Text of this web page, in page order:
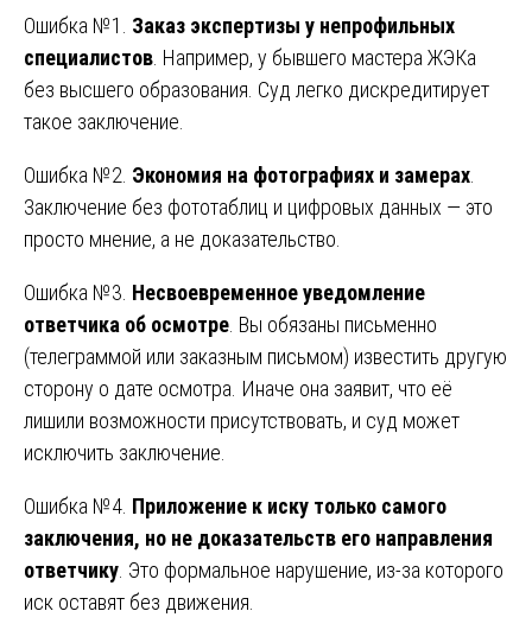
Ошибка №1. Заказ экспертизы у непрофильных
специалистов . Например, у бывшего мастера ЖЭКа
без высшего образования. Суд легко дискредитирует
такое заключение.
Ошибка №2. Экономия на фотографиях и замерах
Заключение без фототаблиц и цифровых данных — это
просто мнение, а не доказательство.
Ошибка №3. Несвоевременное уведомление
ответчика об осмотре . Вы обязаны письменно
(телеграммой или заказным письмом) известить другую
сторону о дате осмотра. Иначе она заявит, что её
лишили возможности присутствовать, и суд может
исключить заключение.
Ошибка №4. Приложение к иску только самого
заключения, но не доказательств его направления
ответчику . Это формальное нарушение, из-за которого
иск оставят без движения.